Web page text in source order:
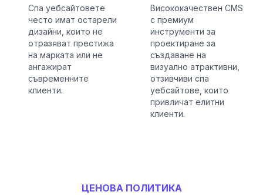
Спа уебсайтовете
често имат остарели
дизайни, които не
отразяват престижа
на марката или не
ангажират
съвременните
клиенти.
Висококачествен CMS
с премиум
инструменти за
проектиране за
създаване на
визуално атрактивни,
отзивчиви спа
уебсайтове, които
привличат елитни
клиенти.
ЦЕНОВА ПОЛИТИКА